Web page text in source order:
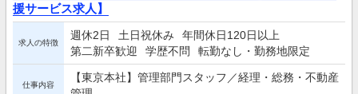
援サービス求人】
求人の特徴
週休2日 土日祝休み
年間休日120日以上
第二新卒歓迎
学歴不問 転勤なし・勤務地限定
仕事内容
【東京本社】管理部門スタッフ／経理・総務・不動産